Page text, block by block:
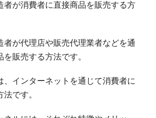
者が消費者に直接商品を販売する方
者が代理店や販売代理業者などを通
を販売する方法です。
、インターネットを通じて消費者に
です。